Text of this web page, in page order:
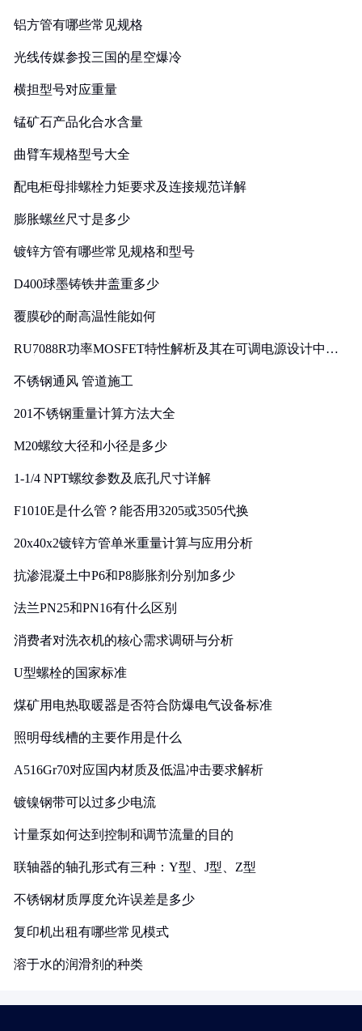
铝方管有哪些常见规格
光线传媒参投三国的星空爆冷
横担型号对应重量
锰矿石产品化合水含量
曲臂车规格型号大全
配电柜母排螺栓力矩要求及连接规范详解
膨胀螺丝尺寸是多少
镀锌方管有哪些常见规格和型号
D400球墨铸铁井盖重多少
覆膜砂的耐高温性能如何
RU7088R功率MOSFET特性解析及其在可调电源设计中的
不锈钢通风 管道施工
201不锈钢重量计算方法大全
M20螺纹大径和小径是多少
1-1/4 NPT螺纹参数及底孔尺寸详解
F1010E是什么管？能否用3205或3505代换
20x40x2镀锌方管单米重量计算与应用分析
抗渗混凝土中P6和P8膨胀剂分别加多少
法兰PN25和PN16有什么区别
消费者对洗衣机的核心需求调研与分析
U型螺栓的国家标准
煤矿用电热取暖器是否符合防爆电气设备标准
照明母线槽的主要作用是什么
A516Gr70对应国内材质及低温冲击要求解析
镀镍钢带可以过多少电流
计量泵如何达到控制和调节流量的目的
联轴器的轴孔形式有三种：Y型、J型、Z型
不锈钢材质厚度允许误差是多少
复印机出租有哪些常见模式
溶于水的润滑剂的种类